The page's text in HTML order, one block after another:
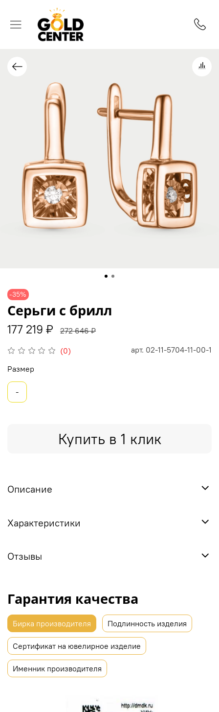
-35%
(0) арт. 02-11-5704-11-00-1
Серьги с брилл
177 219 ₽ 272 646 ₽
Купить в 1 клик
Размер
-
Описание
Характеристики
Отзывы
Гарантия качества
Бирка производителя Подлинность изделия
Сертификат на ювелирное изделие
Именник производителя